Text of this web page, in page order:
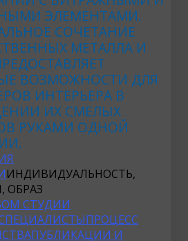
ЭЛЕМЕНТАМИ.
СОЧЕТАНИЕ
МЕТАЛЛА И
ВОЗМОЖНОСТИ ДЛЯ
ИНТЕРЬЕРА В
ИХ СМЕЛЫХ
РУКАМИ ОДНОЙ
ИНДИВИДУАЛЬНОСТЬ,
ОБРАЗ
СТУДИИ
ПРОЦЕСС
ПУБЛИКАЦИИ И